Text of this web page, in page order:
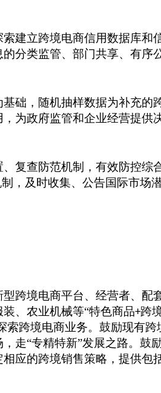
建立跨境电商信用数据库和
分类监管、部门共享、有序公
础，随机抽样数据为补充的
为政府监管和企业经营提供
复查防范机制，有效防控综
，及时收集、公告国际市场
跨境电商平台、经营者、配
、农业机械等“特色商品+跨
跨境电商业务。鼓励现有跨
走“专精特新”发展之路。鼓
应的跨境销售策略，提供包